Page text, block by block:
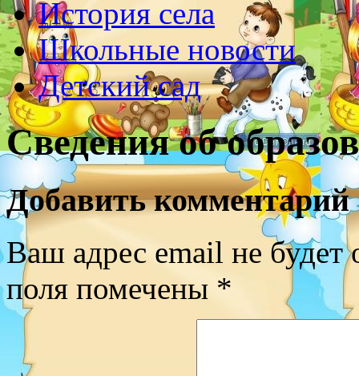
История села
Школьные новости
Детский сад
Сведения об
Добавить комментарий
Ваш адрес email не будет
поля помечены *